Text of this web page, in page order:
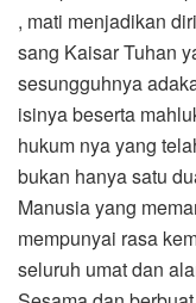
, mati menjadikan
sang Kaisar Tuhan
sesungguhnya
isinya beserta
hukum nya yang
bukan hanya satu
Manusia yang
mempunyai rasa
seluruh umat dan